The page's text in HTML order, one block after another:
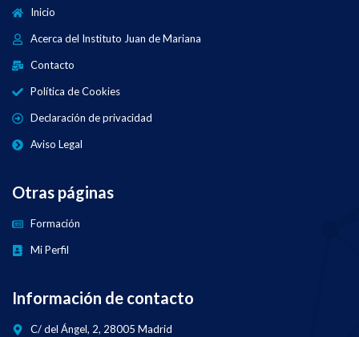
Inicio
Acerca del Instituto Juan de Mariana
Contacto
Política de Cookies
Declaración de privacidad
Aviso Legal
Otras páginas
Formación
Mi Perfil
Información de contacto
C/ del Ángel, 2, 28005 Madrid